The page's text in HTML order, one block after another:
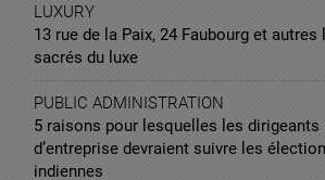
LUXURY
13 rue de la Paix, 24 Faubourg et autres
sacrés du luxe
PUBLIC ADMINISTRATION
5 raisons pour lesquelles les dirigeants
d’entreprise devraient suivre les
indiennes